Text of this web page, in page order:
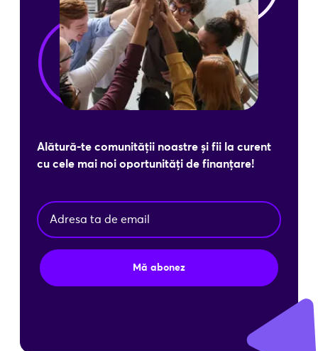
Alătură-te comunității noastre și fii la curent
cu cele mai noi oportunități de finanțare!
Mă abonez